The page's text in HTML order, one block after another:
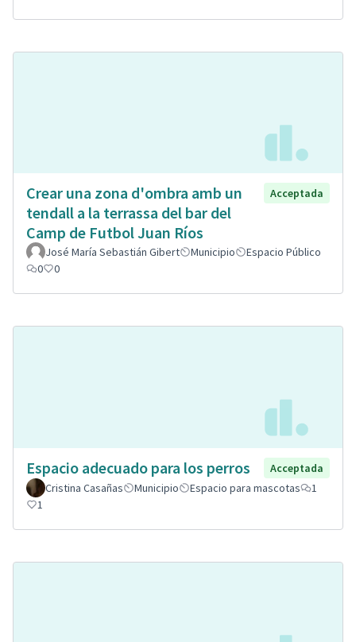
Crear una zona d'ombra amb un
tendall a la terrassa del bar del
Camp de Futbol Juan Ríos
Acceptada
José María Sebastián Gibert Municipio
Espacio Público
0
0
Espacio adecuado para los perros
Acceptada
Cristina Casañas
Municipio Espacio para mascotas
1
1